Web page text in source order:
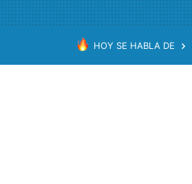
HOY SE HABLA DE